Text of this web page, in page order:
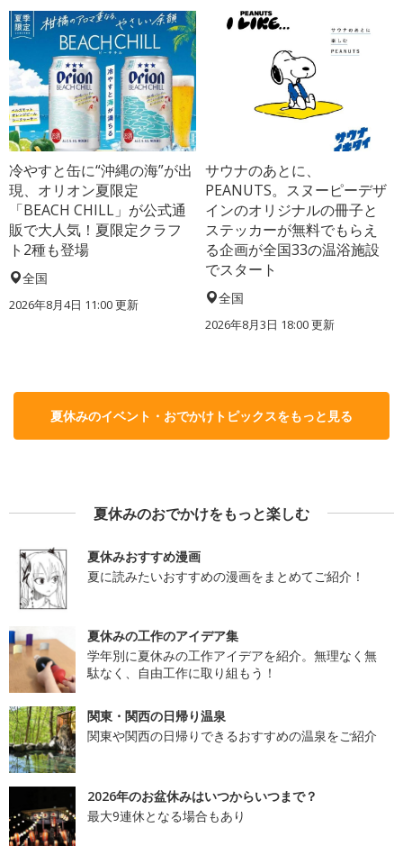
冷やすと缶に“沖縄の海”が出
現、オリオン夏限定
「BEACH CHILL」が公式通
販で大人気！夏限定クラフ
ト2種も登場
全国
2026年8月4日 11:00更新
サウナのあとに、
PEANUTS。スヌーピーデザ
インのオリジナルの冊子と
ステッカーが無料でもらえ
る企画が全国33の温浴施設
でスタート
全国
2026年8月3日 18:00更新
夏休みのイベント・おでかけトピックスをもっと見る
夏休みのおでかけをもっと楽しむ
夏休みおすすめ漫画
夏に読みたいおすすめの漫画をまとめてご紹介！
夏休みの工作のアイデア集
学年別に夏休みの工作アイデアを紹介。無理なく無
駄なく、自由工作に取り組もう！
関東・関西の日帰り温泉
関東や関西の日帰りできるおすすめの温泉をご紹介
2026年のお盆休みはいつからいつまで？
最大9連休となる場合もあり